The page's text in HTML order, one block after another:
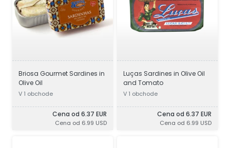
Briosa Gourmet Sardines in
Olive Oil
V 1 obchode
Cena od 6.37 EUR
Cena od 6.99 USD
Luças Sardines in Olive Oil
and Tomato
V 1 obchode
Cena od 6.37 EUR
Cena od 6.99 USD